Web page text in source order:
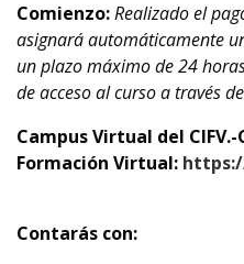
Comienzo:Realizado el
asignará automáticamente
un plazo máximo de 24
de acceso al curso a través
Campus Virtual del
Formación Virtual:
Contarás con: